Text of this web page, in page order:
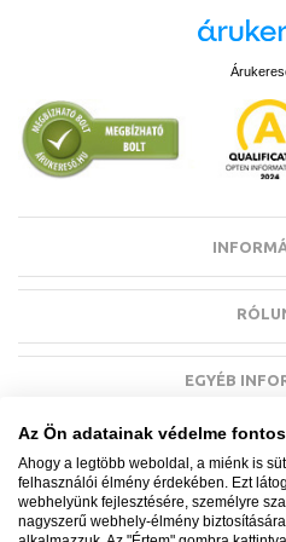
EGYÉB
Az Ön adatainak védelme
Ahogy a legtöbb weboldal, a miénk is
felhasználói élmény érdekében. Ezt
webhelyünk fejlesztésére, személyre
nagyszerű webhely-élmény